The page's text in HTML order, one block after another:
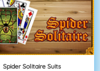
Spider Solitaire Suits